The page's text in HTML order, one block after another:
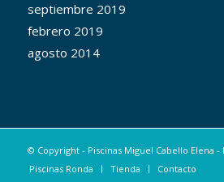
septiembre 2019
febrero 2019
agosto 2014
© Copyright - Piscinas Miguel Cabello Elena
Piscinas Ronda
Tienda Contacto